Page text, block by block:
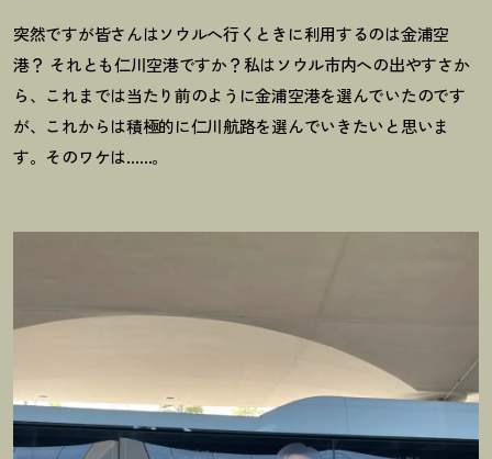
突然ですが皆さんはソウルへ行くときに利用するのは金浦空
港？ それとも仁川空港ですか？私はソウル市内への出やすさか
ら、これまでは当たり前のように金浦空港を選んでいたのです
が、これからは積極的に仁川航路を選んでいきたいと思いま
す。そのワケは……。